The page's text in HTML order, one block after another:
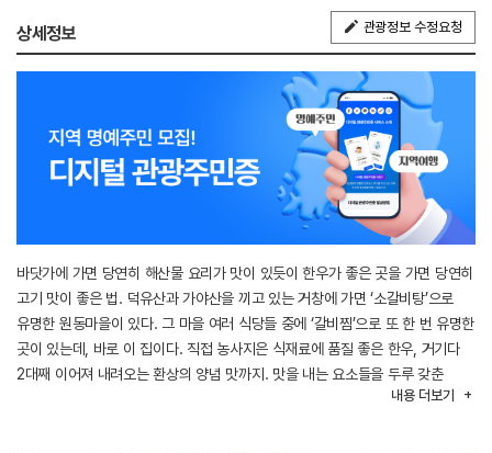
상세정보 관광정보 수정요청
바닷가에 가면 당연히 해산물 요리가 맛이 있듯이 한우가 좋은 곳을 가면 당연히
고기 맛이 좋은 법. 덕유산과 가야산을 끼고 있는 거창에 가면 ‘소갈비탕’으로
유명한 원동마을이 있다. 그 마을 여러 식당들 중에 ‘갈비찜’으로 또 한 번 유명한
곳이 있는데, 바로 이 집이다. 직접 농사지은 식재료에 품질 좋은 한우, 거기다
2대째 이어져 내려오는 환상의 양념 맛까지. 맛을 내는 요소들을 두루 갖춘
진정한 맛집 중의 하나다. 1996년 한국문화전통보존회에서 전통문화명인장을
내용 더보기